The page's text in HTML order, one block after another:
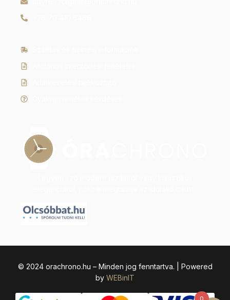
© 2024 orachrono.hu – Minden jog fenntartva. | Powered
by WEBinIT